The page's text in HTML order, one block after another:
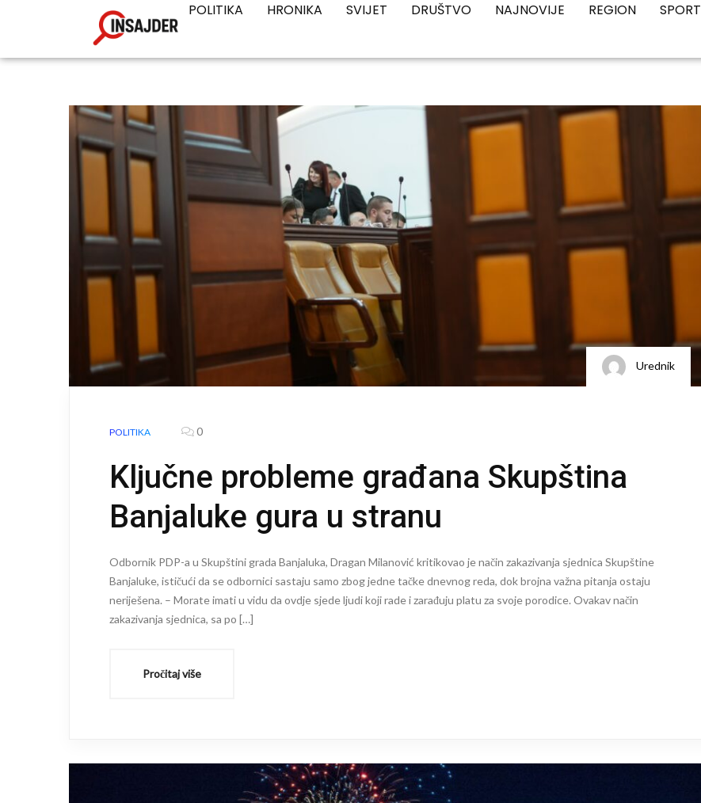
POLITIKA HRONIKA SVIJET DRUŠTVO NAJNOVIJE REGION SPORT
Urednik
POLITIKA 0
Ključne probleme građana Skupština
Banjaluke gura u stranu
Odbornik PDP-a u Skupštini grada Banjaluka, Dragan Milanović kritikovao je način zakazivanja sjednica Skupštine
Banjaluke, ističući da se odbornici sastaju samo zbog jedne tačke dnevnog reda, dok brojna važna pitanja ostaju
neriješena. – Morate imati u vidu da ovdje sjede ljudi koji rade i zarađuju platu za svoje porodice. Ovakav način
zakazivanja sjednica, sa po […]
Pročitaj više